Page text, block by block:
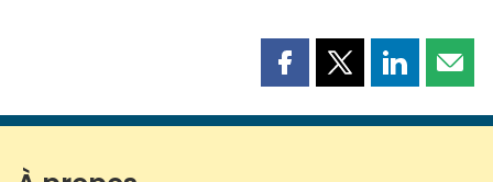
Partager
page
Partager
page
Partager
page page